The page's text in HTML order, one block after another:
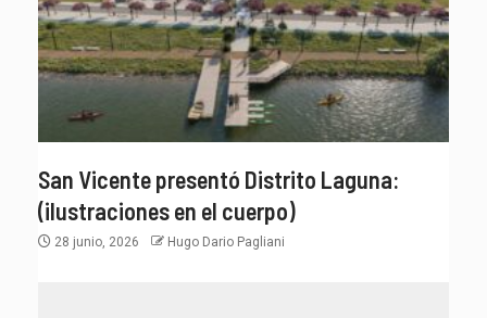
San Vicente presentó Distrito Laguna:
(ilustraciones en el cuerpo)
28 junio, 2026 Hugo Dario Pagliani